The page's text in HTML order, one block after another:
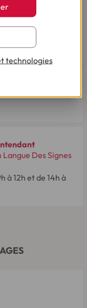
à 19h00
- coût selon
Des Signes
à 12h et de 14h à
technologies